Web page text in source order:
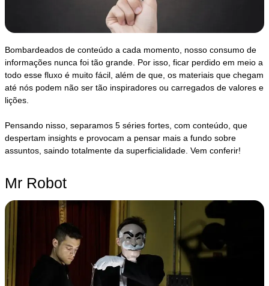
Bombardeados de conteúdo a cada momento, nosso consumo de
informações nunca foi tão grande. Por isso, ficar perdido em meio a
todo esse fluxo é muito fácil, além de que, os materiais que chegam
até nós podem não ser tão inspiradores ou carregados de valores e
lições.
Pensando nisso, separamos 5 séries fortes, com conteúdo, que
despertam insights e provocam a pensar mais a fundo sobre
assuntos, saindo totalmente da superficialidade. Vem conferir!
Mr Robot